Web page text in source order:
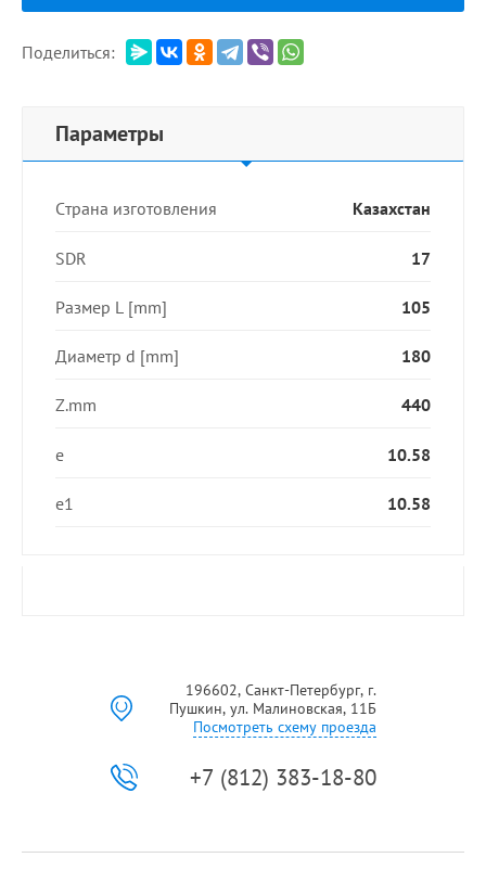
Поделиться:
Параметры
Страна изготовления Казахстан
SDR 17
Размер L [mm] 105
Диаметр d [mm] 180
Z.mm 440
e 10.58
e1 10.58
196602, Санкт-Петербург, г.
Пушкин, ул. Малиновская, 11Б
Посмотреть схему проезда
+7 (812) 383-18-80